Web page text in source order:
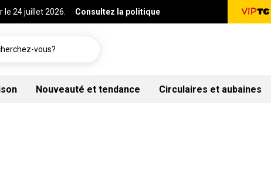
24 juillet 2026. Consultez la politique
vous?
Nouveauté et tendance Circulaires et aubaines